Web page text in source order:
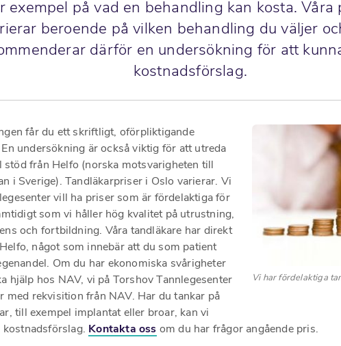
exempel på vad en behandling kan kosta. Våra
beroende på vilken behandling du väljer
därför en undersökning för att
kostnadsförslag.
Vi har fördelaktiga
får du ett skriftligt, oförpliktigande
undersökning är också viktig för att utreda
från Helfo (norska motsvarigheten till
i Sverige). Tandläkarpriser i Oslo varierar. Vi
vill ha priser som är fördelaktiga för
som vi håller hög kvalitet på utrustning,
och fortbildning. Våra tandläkare har direkt
något som innebär att du som patient
Om du har ekonomiska svårigheter
hjälp hos NAV, vi på Torshov Tannlegesenter
med rekvisition från NAV. Har du tankar på
till exempel implantat eller broar, kan vi
Kontakta oss om du har frågor angående pris.